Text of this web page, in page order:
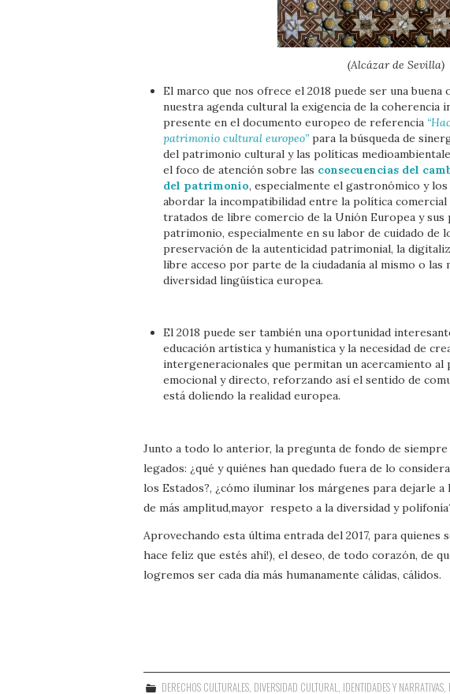
(Alcázar de Sevilla)
El marco que nos ofrece el 2018 puede ser una
nuestra agenda cultural la exigencia de la coherencia
presente en el documento europeo de referencia
patrimonio cultural europeo” para la búsqueda de
del patrimonio cultural y las políticas
el foco de atención sobre las consecuencias del
del patrimonio, especialmente el gastronómico y
abordar la incompatibilidad entre la política comercial
tratados de libre comercio de la Unión Europea y
patrimonio, especialmente en su labor de cuidado de
preservación de la autenticidad patrimonial, la
libre acceso por parte de la ciudadanía al mismo o las
diversidad lingüística europea.
El 2018 puede ser también una oportunidad
educación artística y humanística y la necesidad de
intergeneracionales que permitan un acercamiento al
emocional y directo, reforzando así el sentido de
está doliendo la realidad europea.
Junto a todo lo anterior, la pregunta de fondo de
legados: ¿qué y quiénes han quedado fuera de lo
los Estados?, ¿cómo iluminar los márgenes para dejarle
de más amplitud,mayor respeto a la diversidad y
Aprovechando esta última entrada del 2017, para quienes
hace feliz que estés ahí!), el deseo, de todo corazón, de
logremos ser cada día más humanamente cálidas, cálidos.
DERECHOS CULTURALES, DIVERSIDAD CULTURAL, IDENTIDADES Y NARRATIVAS,